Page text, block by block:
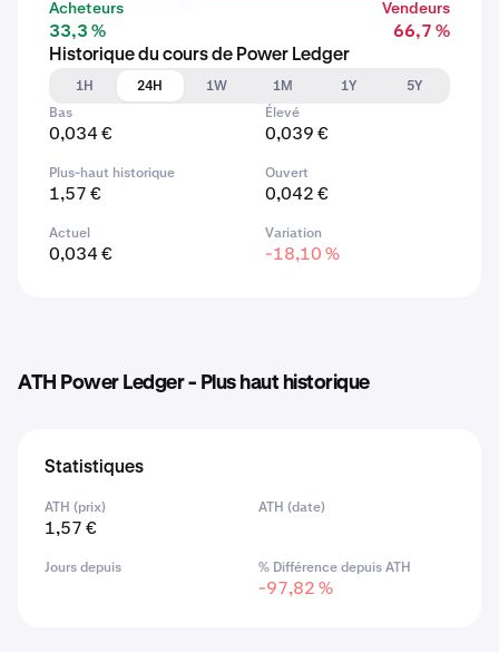
Acheteurs
33,3 %
Vendeurs
66,7 %
Historique du cours de Power Ledger
1H
24H 1W 1M 1Y
5Y
Bas
0,034 €
Élevé
0,039 €
Plus-haut historique
1,57 €
Ouvert
0,042 €
Actuel
0,034 €
Variation
-18,10 %
ATH Power Ledger - Plus haut historique
Statistiques
ATH (prix)
1,57 €
ATH (date)
Jours depuis % Différence depuis ATH
-97,82 %